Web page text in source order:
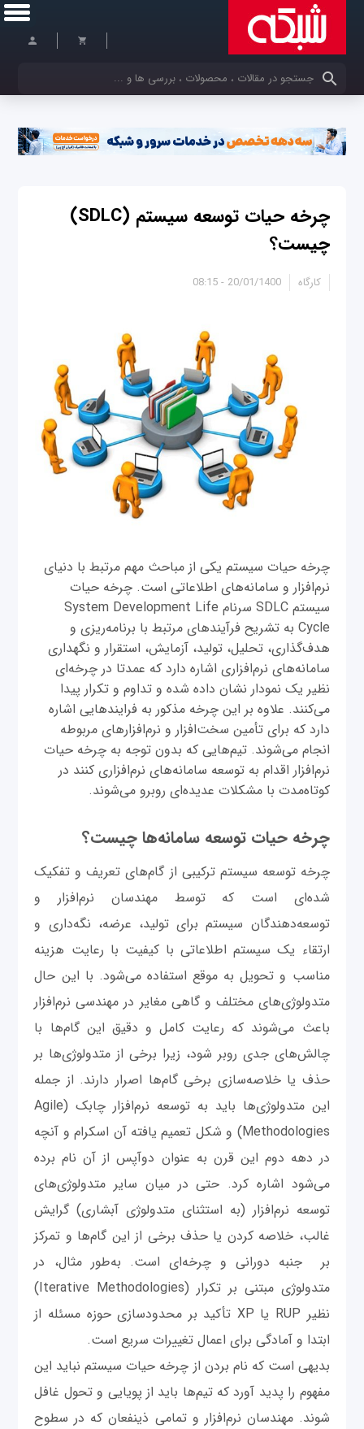
کلمات کلیدی خود را وارد کنید
چرخه حیات توسعه سیستم (SDLC)
چیست؟
20/01/1400 - 08:15 کارگاه
چرخه حیات سیستم یکی از مباحث مهم مرتبط با دنیای
نرم‌افزار و سامانه‌های اطلاعاتی است. چرخه حیات
سیستم SDLC سرنام System Development Life
Cycle به تشریح فرآیندهای مرتبط با برنامه‌ریزی و
هدف‌گذاری، تحلیل، تولید، آزمایش، استقرار و نگهداری
سامانه‌های نرم‌افزاری اشاره دارد که عمدتا در چرخه‌ای
نظیر یک نمودار نشان داده شده و تداوم و تکرار پیدا
می‌کنند. علاوه بر این چرخه مذکور به فرایندهایی اشاره
دارد که برای تأمین سخت‌افزار و نرم‌افزارهای مربوطه
انجام می‌شوند. تیم‌هایی که بدون توجه به چرخه حیات
نرم‌افزار اقدام به توسعه سامانه‌های نرم‌افزاری کنند در
کوتاه‌مدت با مشکلات عدیده‌ای روبرو می‌شوند.
چرخه حیات توسعه سامانه‌ها چیست؟
چرخه توسعه سیستم ترکیبی از گام‌های تعریف و تفکیک
شده‌ای است که توسط مهندسان نرم‌افزار و
توسعه‌دهندگان سیستم برای تولید، عرضه، نگه‌داری و
ارتقاء یک سیستم اطلاعاتی با کیفیت با رعایت هزینه
مناسب و تحویل به موقع استفاده می‌شود. با این حال
متدولوژی‌های مختلف و گاهی مغایر در مهندسی نرم‌افزار
باعث می‌شوند که رعایت کامل و دقیق این گام‌ها با
چالش‌های جدی روبر شود، زیرا برخی از متدولوژی‌ها بر
حذف یا خلاصه‌سازی برخی گام‌ها اصرار دارند. از جمله
این متدولوژی‌ها باید به توسعه نرم‌افزار چابک (Agile
Methodologies) و شکل تعمیم یافته آن اسکرام و آنچه
در دهه دوم این قرن به عنوان دوآپس از آن نام برده
می‌شود اشاره کرد. حتی در میان سایر متدولوژی‌های
توسعه نرم‌افزار (به استثنای متدولوژی آبشاری) گرایش
غالب، خلاصه کردن یا حذف برخی از این گام‌ها و تمرکز
بر جنبه دورانی و چرخه‌ای است. به‌طور مثال، در
متدولوژی مبتنی بر تکرار (Iterative Methodologies)
نظیر RUP یا XP تأکید بر محدودسازی حوزه مسئله از
ابتدا و آمادگی برای اعمال تغییرات سریع است.
بدیهی است که نام بردن از چرخه حیات سیستم نباید این
مفهوم را پدید آورد که تیم‌ها باید از پویایی و تحول غافل
شوند. مهندسان نرم‌افزار و تمامی ذینفعان که در سطوح